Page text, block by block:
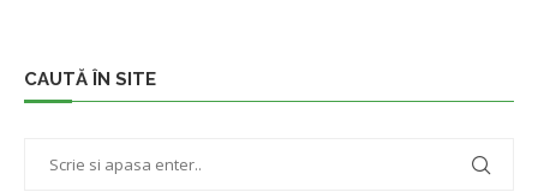
CAUTĂ ÎN SITE